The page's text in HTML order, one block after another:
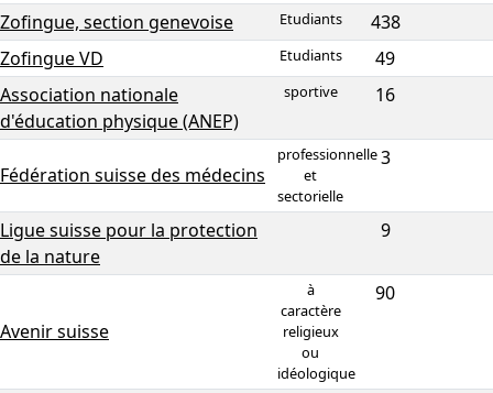
Zofingue, section genevoise Etudiants
438
Zofingue VD
Etudiants
49
Association nationale
d'éducation physique (ANEP)
sportive 16
Fédération suisse des médecins
professionnelle
et
sectorielle
3
Ligue suisse pour la protection
de la nature
9
Avenir suisse
à
caractère
religieux
ou
idéologique
90